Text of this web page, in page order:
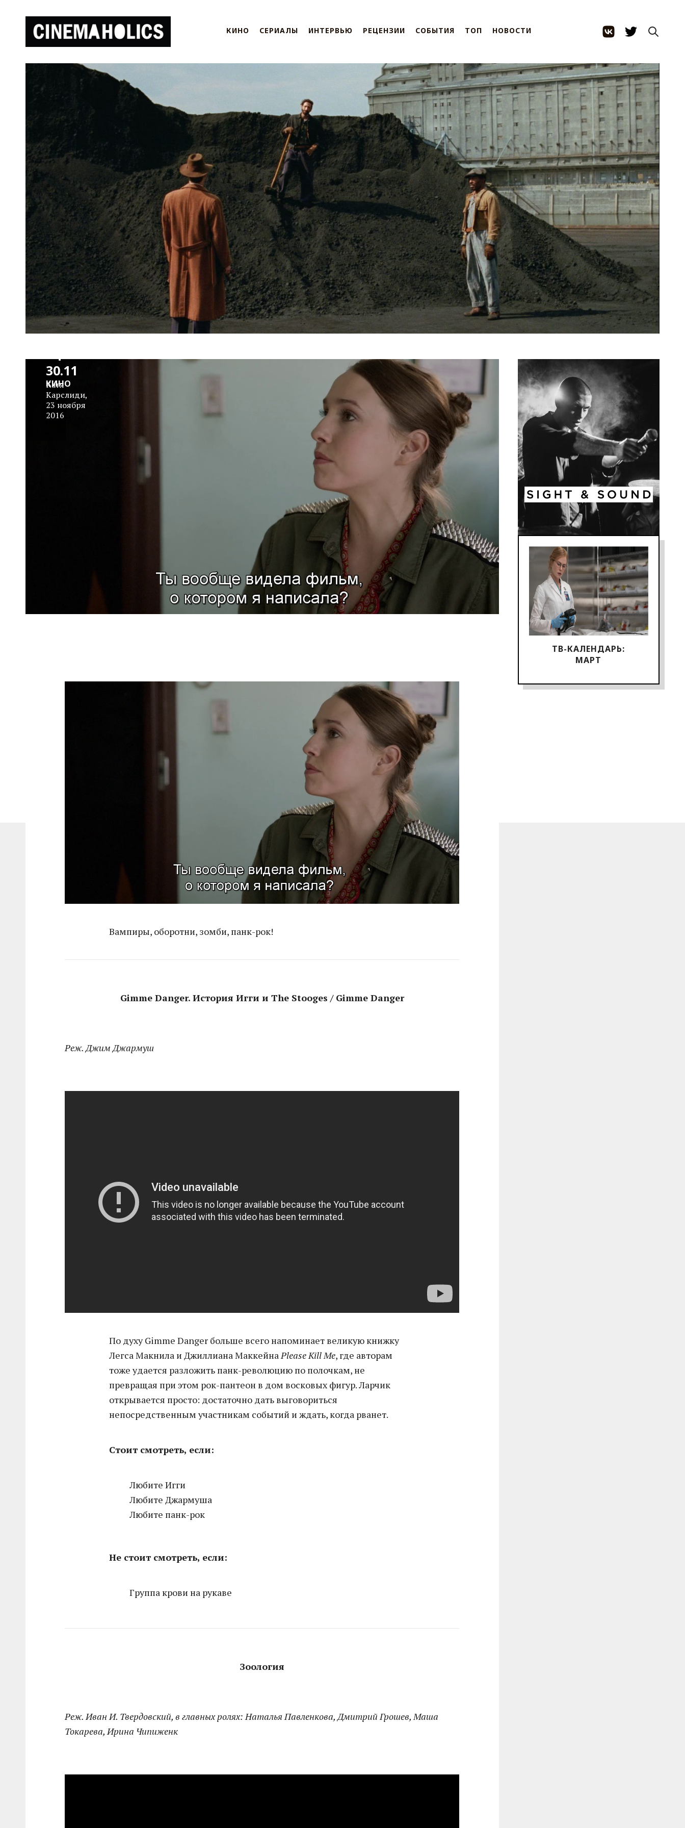
КИНО СЕРИАЛЫ ИНТЕРВЬЮ РЕЦЕНЗИИ СОБЫТИЯ ТОП НОВОСТИ
ТВ-КАЛЕНДАРЬ:
МАРТ
Сомнительная
30.11
Катя
Карслиди,
23 ноября
2016
КИНО
Вампиры, оборотни, зомби, панк-рок!
Gimme Danger. История Игги и The Stooges / Gimme Danger
Реж. Джим Джармуш
По духу Gimme Danger больше всего напоминает великую книжку
Легса Макнила и Джиллиана МаккейнаPlease Kill Me, где авторам
тоже удается разложить панк-революцию по полочкам, не
превращая при этом рок-пантеон в дом восковых фигур. Ларчик
открывается просто: достаточно дать выговориться
непосредственным участникам событий и ждать, когда рванет.
Стоит смотреть, если:
Любите Игги
Любите Джармуша
Любите панк-рок
Не стоит смотреть, если:
Группа крови на рукаве
Зоология
Реж. Иван И. Твердовский, в главных ролях: Наталья Павленкова, Дмитрий Грошев, Маша
Токарева, Ирина Чипиженк